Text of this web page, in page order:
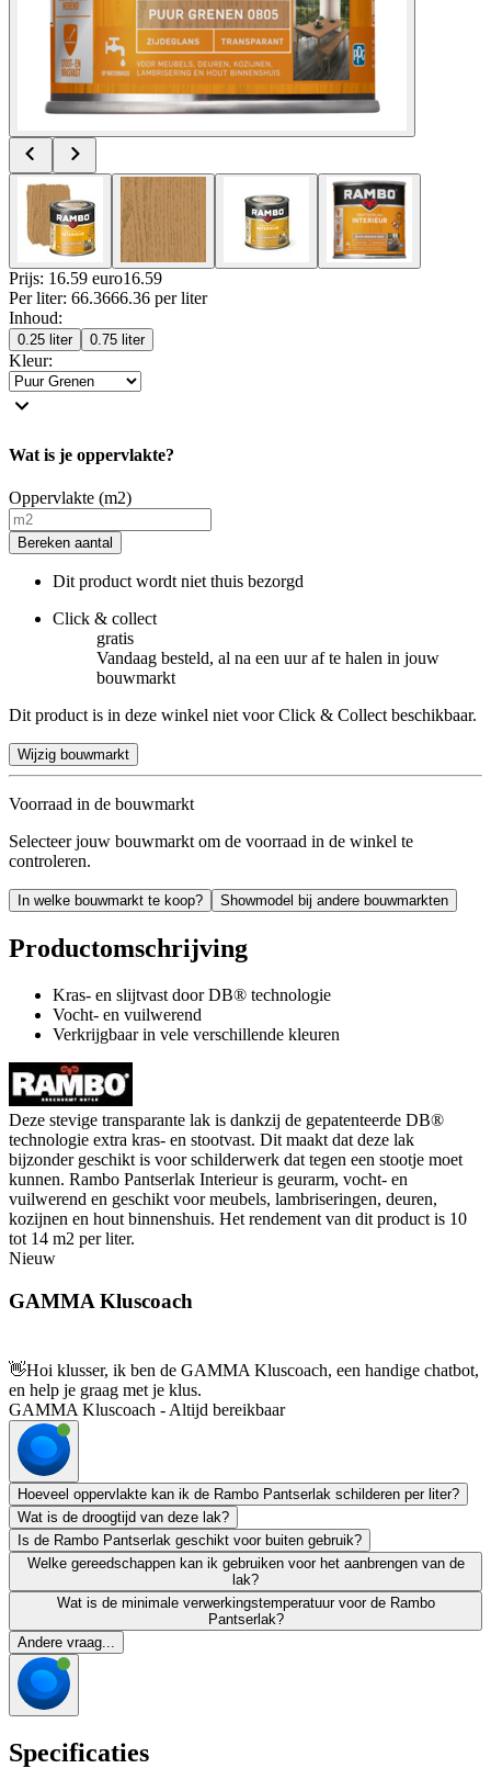
Prijs: 16.59 euro16.59
Per liter: 66.3666.36 per liter
Inhoud:
0.25 liter 0.75 liter
Kleur:
Wat is je oppervlakte?
Oppervlakte (m2)
Bereken aantal
Dit product wordt niet thuis bezorgd
Click & collect
gratis
Vandaag besteld, al na een uur af te halen in jouw
bouwmarkt
Dit product is in deze winkel niet voor Click & Collect beschikbaar.
Wijzig bouwmarkt
Voorraad in de bouwmarkt
Selecteer jouw bouwmarkt om de voorraad in de winkel te
controleren.
In welke bouwmarkt te koop? Showmodel bij andere bouwmarkten
Productomschrijving
Kras- en slijtvast door DB® technologie
Vocht- en vuilwerend
Verkrijgbaar in vele verschillende kleuren
Deze stevige transparante lak is dankzij de gepatenteerde DB®
technologie extra kras- en stootvast. Dit maakt dat deze lak
bijzonder geschikt is voor schilderwerk dat tegen een stootje moet
kunnen. Rambo Pantserlak Interieur is geurarm, vocht- en
vuilwerend en geschikt voor meubels, lambriseringen, deuren,
kozijnen en hout binnenshuis. Het rendement van dit product is 10
tot 14 m2 per liter.
Nieuw
GAMMA Kluscoach
👋Hoi klusser, ik ben de GAMMA Kluscoach, een handige chatbot,
en help je graag met je klus.
GAMMA Kluscoach - Altijd bereikbaar
Hoeveel oppervlakte kan ik de Rambo Pantserlak schilderen per liter?
Wat is de droogtijd van deze lak?
Is de Rambo Pantserlak geschikt voor buiten gebruik?
Welke gereedschappen kan ik gebruiken voor het aanbrengen van de
lak?
Wat is de minimale verwerkingstemperatuur voor de Rambo
Pantserlak?
Andere vraag...
Specificaties